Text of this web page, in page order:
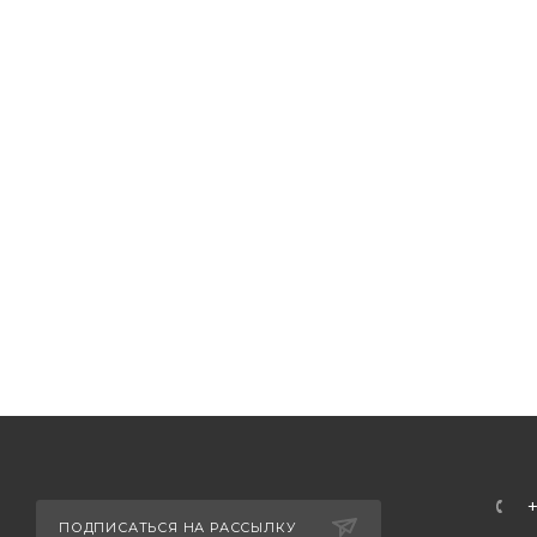
ПОДПИСАТЬСЯ НА РАССЫЛКУ